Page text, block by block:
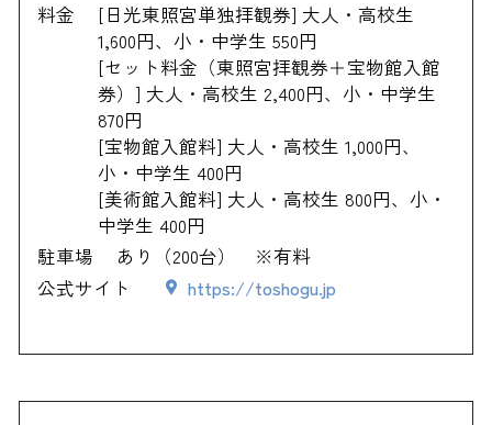
料金
[日光東照宮単独拝観券] 大人・高校生
1,600円、小・中学生 550円
[セット料金（東照宮拝観券＋宝物館入館
券）] 大人・高校生 2,400円、小・中学生
870円
[宝物館入館料] 大人・高校生 1,000円、
小・中学生 400円
[美術館入館料] 大人・高校生 800円、小・
中学生 400円
駐車場
あり（200台） ※有料
公式サイト
https://toshogu.jp